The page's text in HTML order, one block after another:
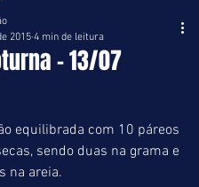
- 13/07
2015 4 min de leitura
equilibrada com 10 páreos
sendo duas na grama e
na areia.